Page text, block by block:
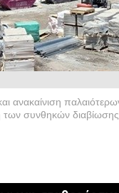
ανακαίνιση
των συνθηκών